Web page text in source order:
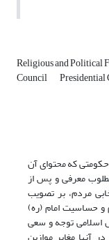
Religious and Political
Council Presidential
که محتوای آن
معرفی و پس از
مردم، بر تصویب
و حساسیت امام (ره)
اسلامی توجه و سعی